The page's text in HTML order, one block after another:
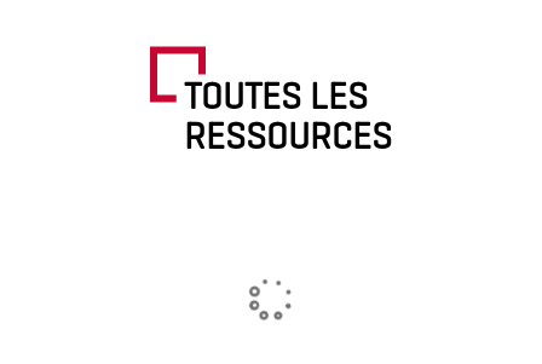
TOUTES LES
RESSOURCES